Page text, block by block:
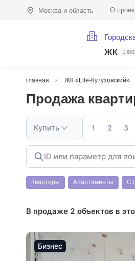
Москва и область О
ЖК 1 863
главная ЖК «Life-Кутузовский»
Продажа
Купить 1 2 3
Квартиры Апартаменты С
В продаже 2 объектов в
Бизнес